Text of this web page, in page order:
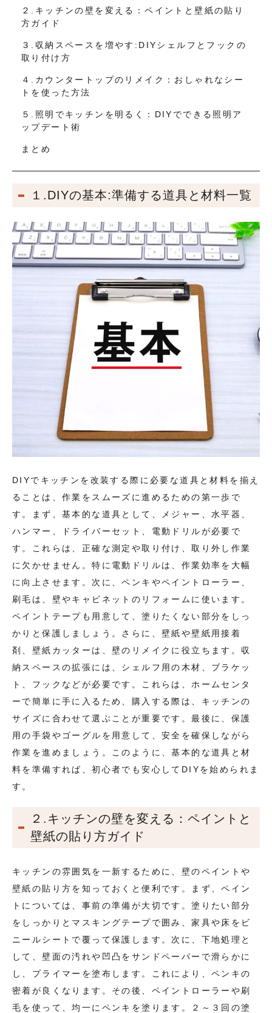
２.キッチンの壁を変える：ペイントと壁紙の貼り
方ガイド
３.収納スペースを増やす:DIYシェルフとフックの
取り付け方
４.カウンタートップのリメイク：おしゃれなシー
トを使った方法
５.照明でキッチンを明るく：DIYでできる照明ア
ップデート術
まとめ
１.DIYの基本:準備する道具と材料一覧
DIYでキッチンを改装する際に必要な道具と材料を揃え
ることは、作業をスムーズに進めるための第一歩で
す。まず、基本的な道具として、メジャー、水平器、
ハンマー、ドライバーセット、電動ドリルが必要で
す。これらは、正確な測定や取り付け、取り外し作業
に欠かせません。特に電動ドリルは、作業効率を大幅
に向上させます。次に、ペンキやペイントローラー、
刷毛は、壁やキャビネットのリフォームに使います。
ペイントテープも用意して、塗りたくない部分をしっ
かりと保護しましょう。さらに、壁紙や壁紙用接着
剤、壁紙カッターは、壁のリメイクに役立ちます。収
納スペースの拡張には、シェルフ用の木材、ブラケッ
ト、フックなどが必要です。これらは、ホームセンタ
ーで簡単に手に入るため、購入する際は、キッチンの
サイズに合わせて選ぶことが重要です。最後に、保護
用の手袋やゴーグルを用意して、安全を確保しながら
作業を進めましょう。このように、基本的な道具と材
料を準備すれば、初心者でも安心してDIYを始められま
す。
２.キッチンの壁を変える：ペイントと
壁紙の貼り方ガイド
キッチンの雰囲気を一新するために、壁のペイントや
壁紙の貼り方を知っておくと便利です。まず、ペイン
トについては、事前の準備が大切です。塗りたい部分
をしっかりとマスキングテープで囲み、家具や床をビ
ニールシートで覆って保護します。次に、下地処理と
して、壁面の汚れや凹凸をサンドペーパーで滑らかに
し、プライマーを塗布します。これにより、ペンキの
密着が良くなります。その後、ペイントローラーや刷
毛を使って、均一にペンキを塗ります。２～３回の塗